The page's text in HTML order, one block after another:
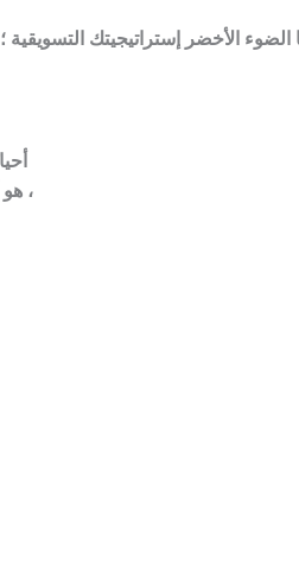
الأخضر إستراتيجيتك
هو أن المسوقين تعلموا أن المستهلكين يستجيبون جيدًا للقصص – \”قصص النجاح\” حول المنتجات ،